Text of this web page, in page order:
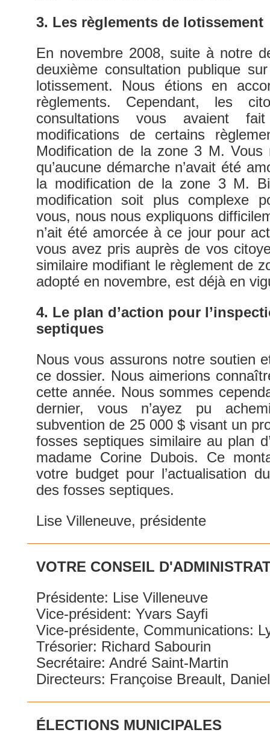
3. Les règlements de lotissement
En novembre 2008, suite à notre
deuxième consultation publique
lotissement. Nous étions en
règlements. Cependant, les
consultations vous avaient
modifications de certains
Modification de la zone 3 M. Vous
qu’aucune démarche n’avait été
la modification de la zone 3 M.
modification soit plus complexe
vous, nous nous expliquons
n’ait été amorcée à ce jour pour
vous avez pris auprès de vos
similaire modifiant le règlement de
adopté en novembre, est déjà en
4. Le plan d’action pour
septiques
Nous vous assurons notre soutien
ce dossier. Nous aimerions
cette année. Nous sommes
dernier, vous n’ayez pu
subvention de 25 000 $ visant un
fosses septiques similaire au plan
madame Corine Dubois. Ce
votre budget pour l’actualisation
des fosses septiques.
Lise Villeneuve, présidente
VOTRE CONSEIL
Présidente: Lise Villeneuve
Vice-président: Yvars Sayfi
Vice-présidente, Communications:
Trésorier: Richard Sabourin
Secrétaire: André Saint-Martin
Directeurs: Françoise Breault,
ÉLECTIONS MUNICIPALES